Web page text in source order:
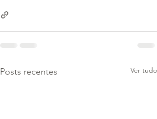
Posts recentes Ver tudo